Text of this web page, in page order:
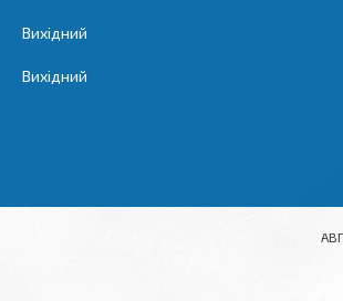
Вихідний
Вихідний